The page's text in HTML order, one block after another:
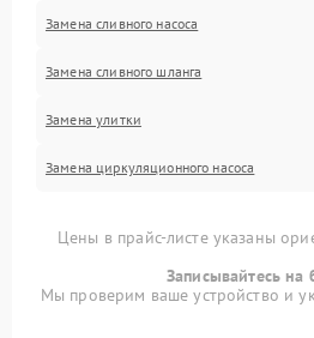
Замена сливного насоса
Замена сливного шланга
Замена улитки
Замена циркуляционного насоса
Цены в прайс-листе указаны
Записывайтесь на
Мы проверим ваше устройство и